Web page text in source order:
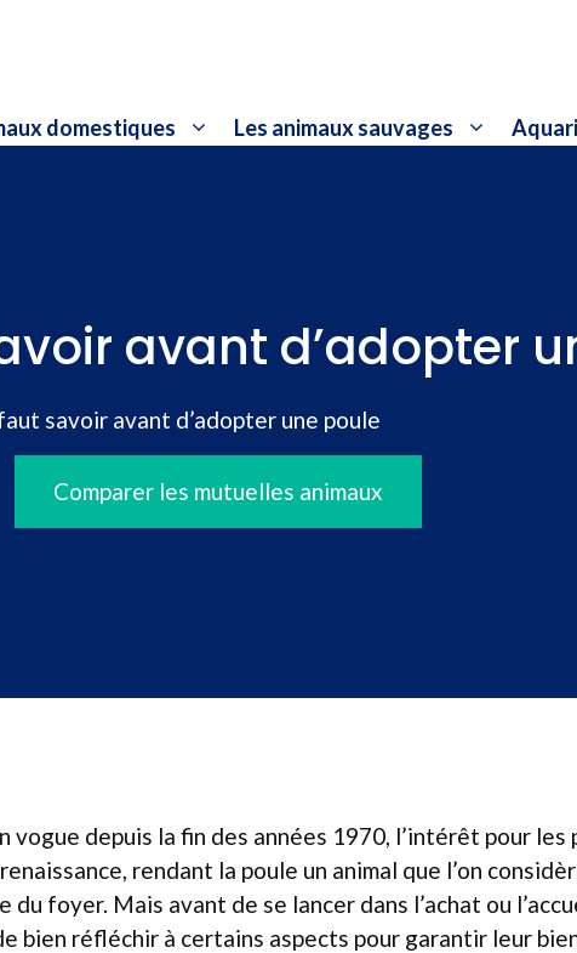
domestiques Les animaux sauvages
avant d’adopter
savoir avant d’adopter une poule
Comparer les mutuelles animaux
vogue depuis la fin des années 1970, l’intérêt pour les
rendant la poule un animal que l’on
foyer. Mais avant de se lancer dans l’achat ou
bien réfléchir à certains aspects pour garantir leur